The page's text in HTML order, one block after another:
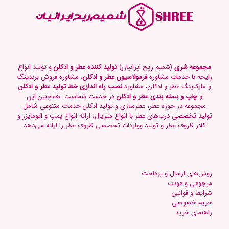
مجموعه شری (شمیم ریح ایرانیان)تولید کننده عطر و ادکلنو تولید انواع
رایحه با خدمات مشاورهفرمولاسیون عطر و ادکلن، مشاوره فروش برندینگ
و مارکتینگ عطر و ادکلن، مشاورهنصب راه اندازی خط تولید عطر و ادکلن
وچاپ و بسته بندی عطر و ادکلندر خدمت شماست. همچنین این
مجموعه در حوزه عطر، عطرسازی و تولید ادکلن خدمات متنوعی شامل
تولید تخصصی درب‌های عطر با انواع متریال، ارائه انواع پمپ و اتومایزر و
کلار ظروف عطر و تولید وواردات تخصصی ظروف عطر را ارائه می‌دهد
روش‌های ارسال و پرداخت
مرجوعی و عودت
شرایط و قوانین
حریم خصوصی
راهنمای خرید